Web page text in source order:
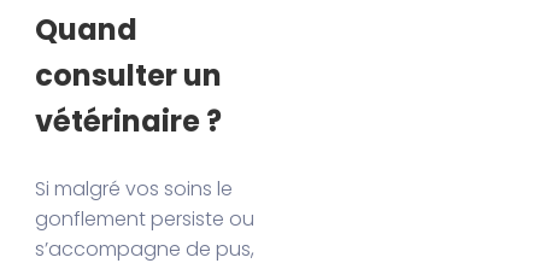
Quand
consulter un
vétérinaire ?
Si malgré vos soins le
gonflement persiste ou
s’accompagne de pus,